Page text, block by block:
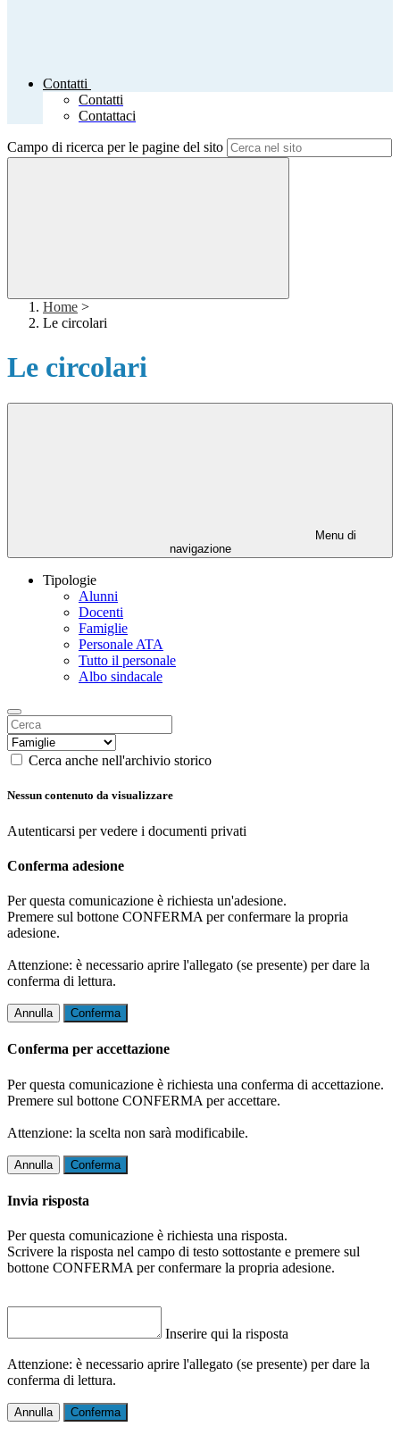
Contatti
Contatti
Contattaci
Campo di ricerca per le pagine del sito
Home >
Le circolari
Le circolari
Menu di
navigazione
Tipologie
Alunni
Docenti
Famiglie
Personale ATA
Tutto il personale
Albo sindacale
Cerca anche nell'archivio storico
Nessun contenuto da visualizzare
Autenticarsi per vedere i documenti privati
Conferma adesione
Per questa comunicazione è richiesta un'adesione.
Premere sul bottone CONFERMA per confermare la propria
adesione.
Attenzione: è necessario aprire l'allegato (se presente) per dare la
conferma di lettura.
Annulla Conferma
Conferma per accettazione
Per questa comunicazione è richiesta una conferma di accettazione.
Premere sul bottone CONFERMA per accettare.
Attenzione: la scelta non sarà modificabile.
Annulla Conferma
Invia risposta
Per questa comunicazione è richiesta una risposta.
Scrivere la risposta nel campo di testo sottostante e premere sul
bottone CONFERMA per confermare la propria adesione.
Inserire qui la risposta
Attenzione: è necessario aprire l'allegato (se presente) per dare la
conferma di lettura.
Annulla Conferma